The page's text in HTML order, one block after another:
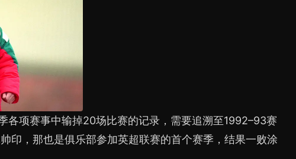
各项赛事中输掉20场比赛的记录，需要追溯至1992–93赛
印，那也是俱乐部参加英超联赛的首个赛季，结果一败涂